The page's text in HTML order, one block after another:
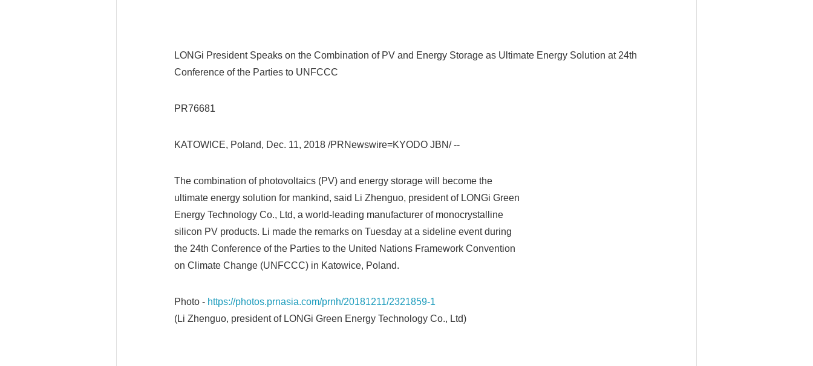
LONGi President Speaks on the Combination of PV and Energy Storage as Ultimate Energy Solution at 24th
Conference of the Parties to UNFCCC
PR76681
KATOWICE, Poland, Dec. 11, 2018 /PRNewswire=KYODO JBN/ --
The combination of photovoltaics (PV) and energy storage will become the
ultimate energy solution for mankind, said Li Zhenguo, president of LONGi Green
Energy Technology Co., Ltd, a world-leading manufacturer of monocrystalline
silicon PV products. Li made the remarks on Tuesday at a sideline event during
the 24th Conference of the Parties to the United Nations Framework Convention
on Climate Change (UNFCCC) in Katowice, Poland.
Photo - https://photos.prnasia.com/prnh/20181211/2321859-1
(Li Zhenguo, president of LONGi Green Energy Technology Co., Ltd)
Japanese